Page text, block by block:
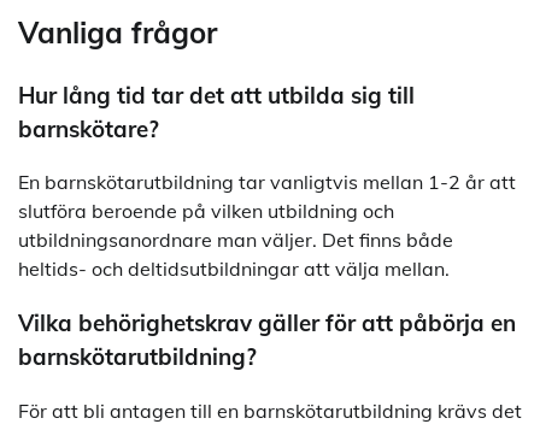
Vanliga frågor
Hur lång tid tar det att utbilda sig till
barnskötare?
En barnskötarutbildning tar vanligtvis mellan 1-2 år att
slutföra beroende på vilken utbildning och
utbildningsanordnare man väljer. Det finns både
heltids- och deltidsutbildningar att välja mellan.
Vilka behörighetskrav gäller för att påbörja en
barnskötarutbildning?
För att bli antagen till en barnskötarutbildning krävs det